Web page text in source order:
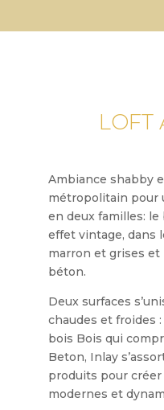
LOFT
Ambiance shabby
métropolitain pour
en deux familles:
effet vintage, dans
marron et grises et
béton.
Deux surfaces
chaudes et froides
bois Bois qui
Beton, Inlay
produits pour créer
modernes et